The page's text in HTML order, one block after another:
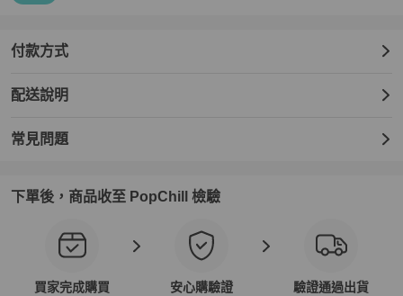
付款方式
配送說明
常見問題
下單後，商品收至 PopChill 檢驗
買家完成購買 安心購驗證 驗證通過出貨